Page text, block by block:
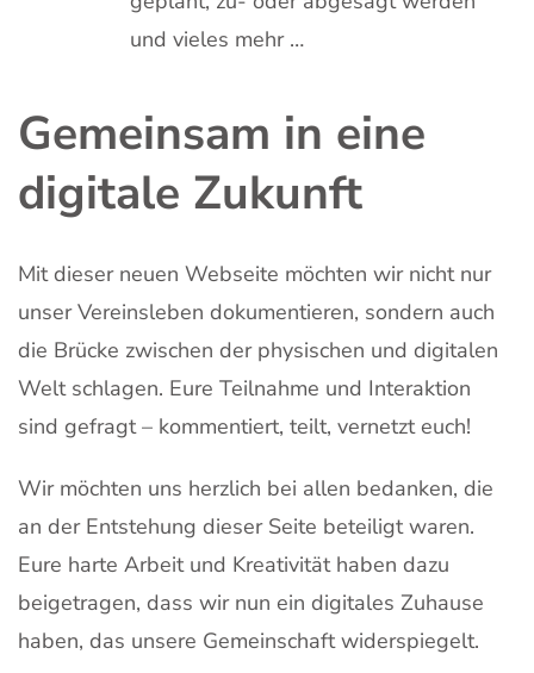
und vieles mehr …
Gemeinsam in eine
digitale Zukunft
Mit dieser neuen Webseite möchten wir nicht nur
unser Vereinsleben dokumentieren, sondern auch
die Brücke zwischen der physischen und digitalen
Welt schlagen. Eure Teilnahme und Interaktion
sind gefragt – kommentiert, teilt, vernetzt euch!
Wir möchten uns herzlich bei allen bedanken, die
an der Entstehung dieser Seite beteiligt waren.
Eure harte Arbeit und Kreativität haben dazu
beigetragen, dass wir nun ein digitales Zuhause
haben, das unsere Gemeinschaft widerspiegelt.